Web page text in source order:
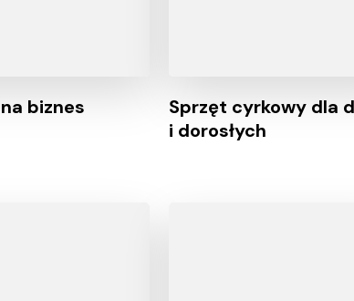
biznes
Sprzęt cyrkowy dla
i dorosłych